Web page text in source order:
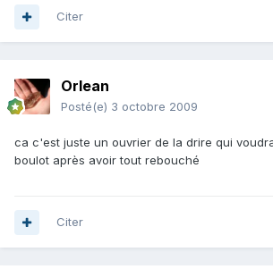
Citer
Orlean
Posté(e) 3 octobre 2009
ca c'est juste un ouvrier de la drire qui
boulot après avoir tout rebouché
Citer